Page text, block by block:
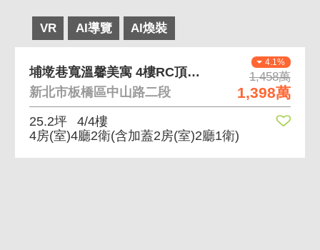
VR AI導覽 AI煥裝
4.1%
1,458萬
1,398萬
埔墘巷寬溫馨美寓 4樓RC頂加，屋況極佳
新北市板橋區中山路二段
25.2坪
4/4樓
4房(室)4廳2衛(含加蓋2房(室)2廳1衛)